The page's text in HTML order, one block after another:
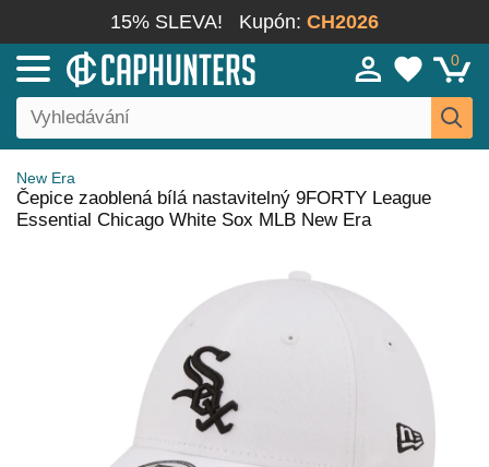
15% SLEVA! Kupón: CH2026
0
New Era
Čepice zaoblená bílá nastavitelný 9FORTY League
Essential Chicago White Sox MLB New Era